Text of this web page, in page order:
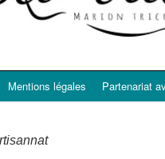
Mentions légales Partenariat